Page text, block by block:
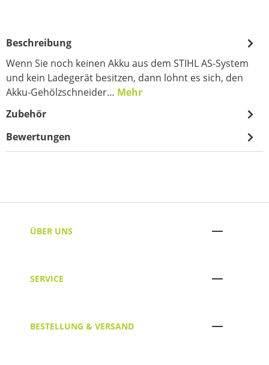
Beschreibung
Wenn Sie noch keinen Akku aus dem STIHL AS-System
und kein Ladegerät besitzen, dann lohnt es sich, den
Akku-Gehölzschneider… Mehr
Zubehör
Bewertungen
ÜBER UNS
SERVICE
BESTELLUNG & VERSAND